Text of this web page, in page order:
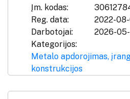
Įm. kodas:
Reg. data:
2022-
Darbotojai:
2026-
Kategorijos:
Metalo apdorojimas,
konstrukcijos